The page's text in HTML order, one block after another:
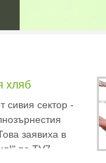
хляб
сивия сектор -
заявиха в
по TV7